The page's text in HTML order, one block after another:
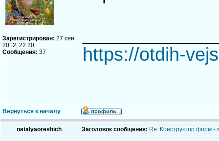
Зарегистрирован: 27 сен
2012, 22:20
Сообщения: 37
https://otdih-
Вернуться к началу
natalyaoreshich Заголовок сообщения: Re: Конструктор форм -